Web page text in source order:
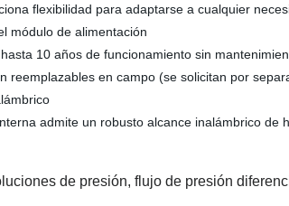
flexibilidad para adaptarse a cualquier
módulo de alimentación
10 años de funcionamiento sin
reemplazables en campo (se solicitan por
admite un robusto alcance inalámbrico de
de presión, flujo de presión